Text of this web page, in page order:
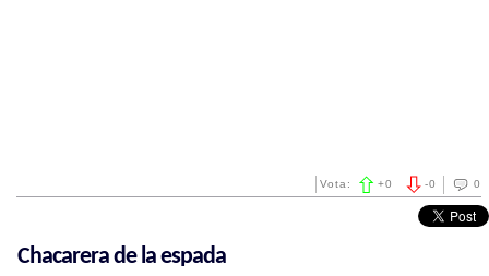
0
-0
Vota: +0
Chacarera de la espada